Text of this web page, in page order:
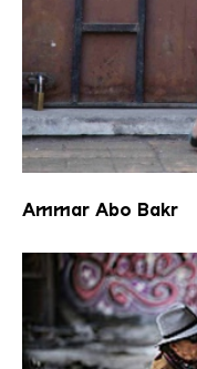
Ammar abo bakr
Ammar Abo Bakr